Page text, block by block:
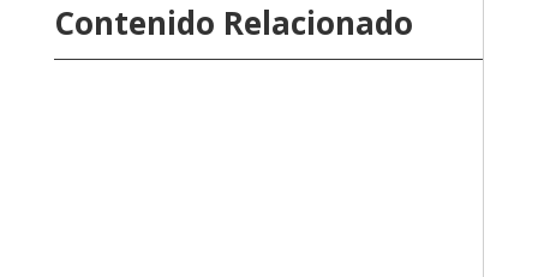
Contenido Relacionado